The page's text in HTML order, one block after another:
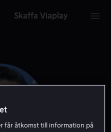
Skaffa Viaplay
får åtkomst till information på